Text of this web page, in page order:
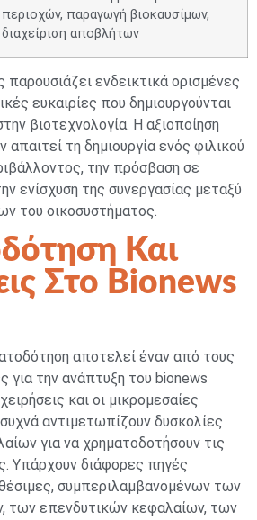
περιοχών, παραγωγή βιοκαυσίμων,
διαχείριση αποβλήτων
ενδεικτικά ορισμένες
ευκαιρίες που δημιουργούνται
βιοτεχνολογία. Η αξιοποίηση
τη δημιουργία ενός φιλικού
την πρόσβαση σε
ενίσχυση της συνεργασίας μεταξύ
του οικοσυστήματος.
Και
Στο Bionews
αποτελεί έναν από τους
για την ανάπτυξη του bionews
και οι μικρομεσαίες
αντιμετωπίζουν δυσκολίες
για να χρηματοδοτήσουν τις
Υπάρχουν διάφορες πηγές
συμπεριλαμβανομένων των
των επενδυτικών κεφαλαίων, των